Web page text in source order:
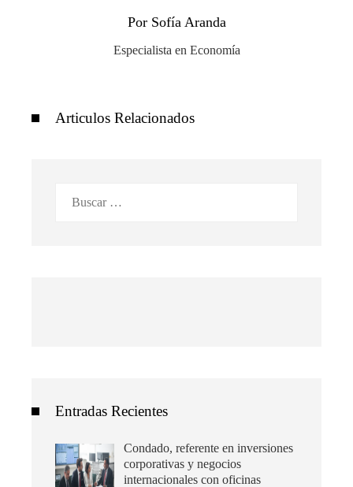
Por Sofía Aranda
Especialista en Economía
Articulos Relacionados
Entradas Recientes
Condado, referente en inversiones
corporativas y negocios
internacionales con oficinas